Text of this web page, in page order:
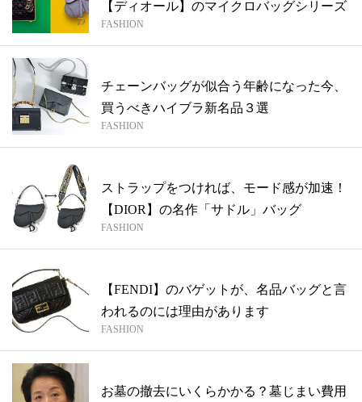
【ディオール】のマイクロバッグシリーズ
FASHION
チェーンバッグが似合う年齢になった今、
買うべきハイブラ新名品３選
FASHION
ストラップをつければ、モード感が加速！
【DIOR】の名作「サドル」バッグ
FASHION
【FENDI】のバゲットが、名品バッグと言
われるのには理由があります
FASHION
お墓の撤去にいくらかかる？墓じまい費用